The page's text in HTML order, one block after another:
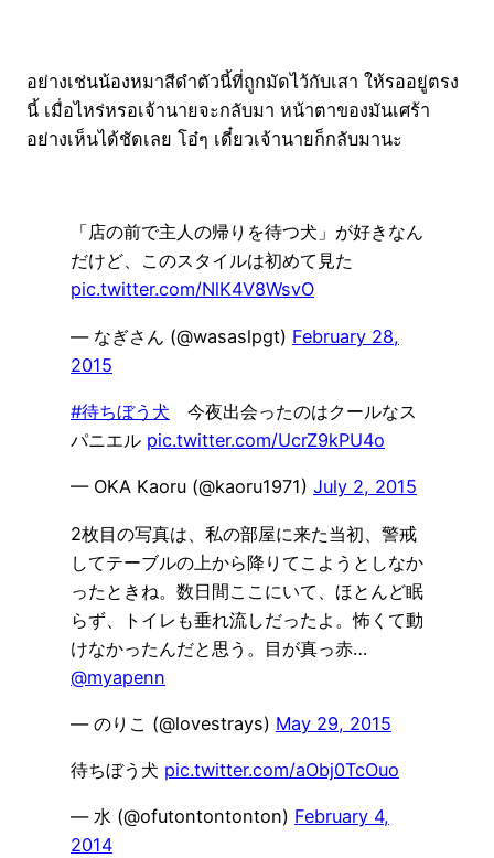
อย่างเช่นน้องหมาสีดำตัวนี้ที่ถูกมัดไว้กับเสา ให้รออยู่ตรง
นี้ เมื่อไหร่หรอเจ้านายจะกลับมา หน้าตาของมันเศร้า
อย่างเห็นได้ชัดเลย โอ๋ๆ เดี๋ยวเจ้านายก็กลับมานะ
「店の前で主人の帰りを待つ犬」が好きなん
だけど、このスタイルは初めて見た
pic.twitter.com/NlK4V8WsvO
— なぎさん (@wasaslpgt) February 28,
2015
#待ちぼう犬 今夜出会ったのはクールなス
パニエル pic.twitter.com/UcrZ9kPU4o
— OKA Kaoru (@kaoru1971) July 2, 2015
2枚目の写真は、私の部屋に来た当初、警戒
してテーブルの上から降りてこようとしなか
ったときね。数日間ここにいて、ほとんど眠
らず、トイレも垂れ流しだったよ。怖くて動
けなかったんだと思う。目が真っ赤…
@myapenn
— のりこ (@lovestrays) May 29, 2015
待ちぼう犬 pic.twitter.com/aObj0TcOuo
— 水 (@ofutontontonton) February 4,
2014